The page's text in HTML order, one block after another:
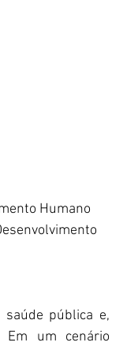
Humano
pública e,
Em um cenário